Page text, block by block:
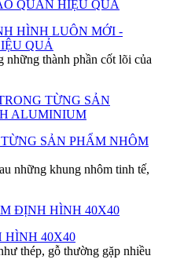
HÌNH LUÔN MỚI -
QUẢ
những thành phần cốt lõi của
SẢN PHẨM NHÔM
những khung nhôm tinh tế,
HÌNH 40X40
thép, gỗ thường gặp nhiều